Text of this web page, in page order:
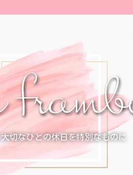
切なひとの休日を特別なものに